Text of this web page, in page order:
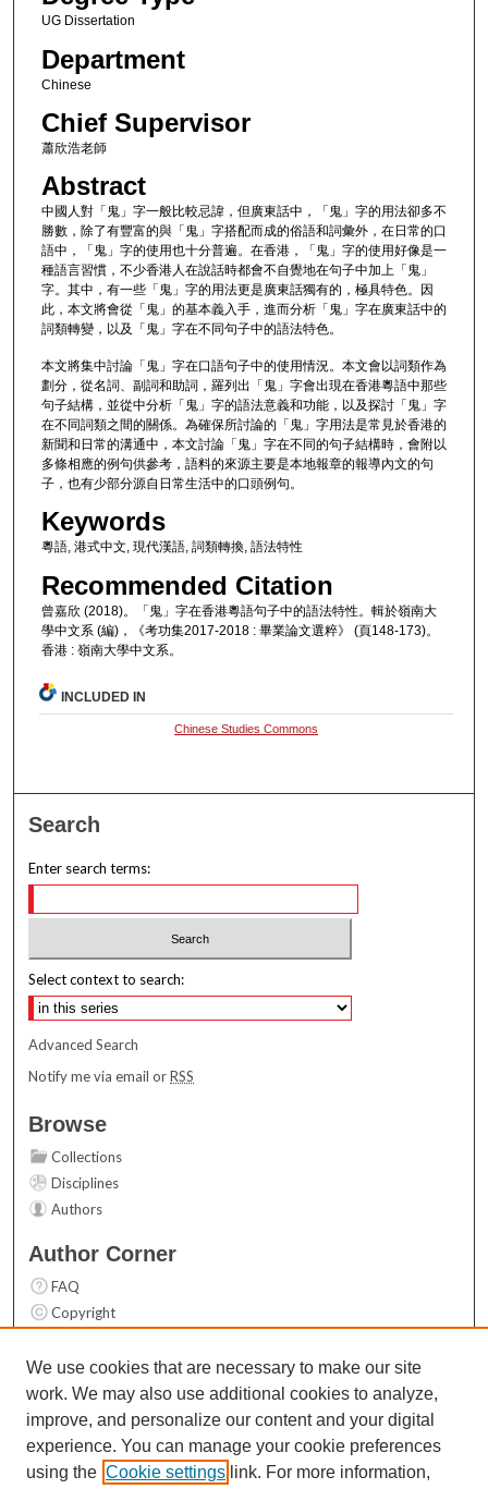
UG Dissertation
Department
Chinese
Chief Supervisor
蕭欣浩老師
Abstract
中國人對「鬼」字一般比較忌諱，但廣東話中，「鬼」字的用法卻多不
勝數，除了有豐富的與「鬼」字搭配而成的俗語和詞彙外，在日常的口
語中，「鬼」字的使用也十分普遍。在香港，「鬼」字的使用好像是一
種語言習慣，不少香港人在說話時都會不自覺地在句子中加上「鬼」
字。其中，有一些「鬼」字的用法更是廣東話獨有的，極具特色。因
此，本文將會從「鬼」的基本義入手，進而分析「鬼」字在廣東話中的
詞類轉變，以及「鬼」字在不同句子中的語法特色。
本文將集中討論「鬼」字在口語句子中的使用情況。本文會以詞類作為
劃分，從名詞、副詞和助詞，羅列出「鬼」字會出現在香港粵語中那些
句子結構，並從中分析「鬼」字的語法意義和功能，以及探討「鬼」字
在不同詞類之間的關係。為確保所討論的「鬼」字用法是常見於香港的
新聞和日常的溝通中，本文討論「鬼」字在不同的句子結構時，會附以
多條相應的例句供參考，語料的來源主要是本地報章的報導內文的句
子，也有少部分源自日常生活中的口頭例句。
Keywords
粵語, 港式中文, 現代漢語, 詞類轉換, 語法特性
Recommended Citation
曾嘉欣 (2018)。「鬼」字在香港粵語句子中的語法特性。輯於嶺南大
學中文系 (編)，《考功集2017-2018 : 畢業論文選粹》 (頁148-173)。
香港 : 嶺南大學中文系。
INCLUDED IN
Chinese Studies Commons
Search
Enter search terms:
Select context to search:
Advanced Search
Notify me via email orRSS
Browse
Collections
Disciplines
Authors
Author Corner
FAQ
Copyright
Contact Us
Links
Top 10 Downloads (All time)
Activity by year
We use cookies that are necessary to make our site
work. We may also use additional cookies to analyze,
improve, and personalize our content and your digital
experience. You can manage your cookie preferences
using the Cookie settings link. For more information,